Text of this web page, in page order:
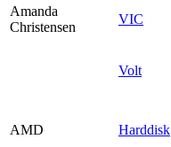
Amanda
Christensen
VIC
Volt
AMD Harddisk